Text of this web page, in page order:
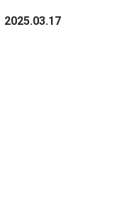
2025.03.17